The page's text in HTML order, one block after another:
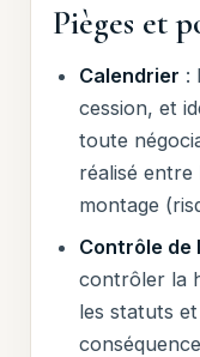
Pièges et
Calendrier :
cession, et
toute
réalisé entre
montage
Contrôle de
contrôler la
les statuts